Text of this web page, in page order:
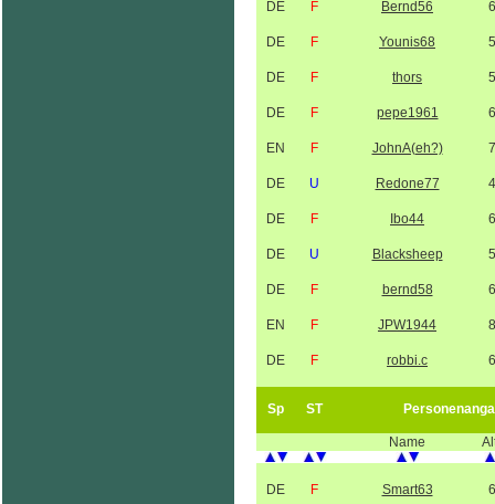
DE F Bernd56
DE F Younis68
DE F thors
DE F pepe1961
EN F JohnA(eh?)
DE U Redone77
DE F Ibo44
DE U Blacksheep
DE F bernd58
EN F JPW1944
DE F robbi.c
Sp ST
Name
DE F Smart63